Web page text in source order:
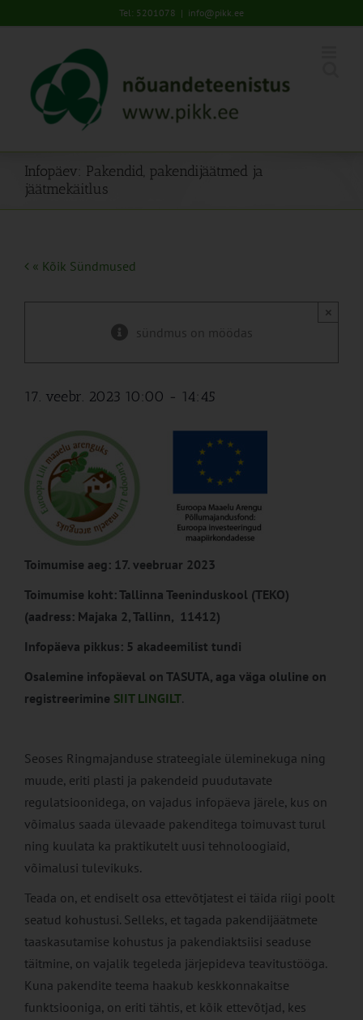
to
Tel: 5201078 | info@pikk.ee
Infopäev: Pakendid, pakendijäätmed ja
jäätmekäitlus
« Kõik Sündmused
sündmus on möödas
×
17. veebr. 2023 10:00 - 14:45
Toimumise aeg: 17. veebruar 2023
Toimumise koht: Tallinna Teeninduskool (TEKO)
(aadress: Majaka 2, Tallinn, 11412)
Infopäeva pikkus: 5 akadeemilist tundi
Osalemine infopäeval on TASUTA, aga väga oluline on
registreerimine SIIT LINGILT.
Seoses Ringmajanduse strateegiale üleminekuga ning
muude, eriti plasti ja pakendeid puudutavate
regulatsioonidega, on vajadus infopäeva järele, kus on
võimalus saada ülevaade pakenditega toimuvast turul
ning kuulata ka praktikutelt uusi tehnoloogiaid,
võimalusi tulevikuks.
Teada on, et endiselt osa ettevõtjatest ei täida riigi poolt
seatud kohustusi. Selleks, et tagada pakendijäätmete
taaskasutamise kohustus ja pakendiaktsiisi seaduse
täitmine, on vajalik tegeleda järjepideva teavitustööga.
Kuna pakendite teema haakub keskkonnakaitse
funktsiooniga, on eriti tähtis, et kõik ettevõtjad, kes